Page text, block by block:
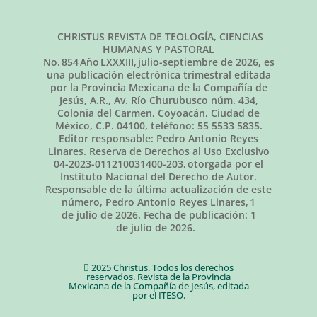
CHRISTUS REVISTA DE TEOLOGÍA, CIENCIAS
HUMANAS Y PASTORAL
No.854Año LXXXIII, julio-septiembre de 2026, es
una publicación electrónica trimestral editada
por la Provincia Mexicana de la Compañía de
Jesús, A.R., Av. Río Churubusco núm. 434,
Colonia del Carmen, Coyoacán, Ciudad de
México, C.P. 04100, teléfono: 55 5533 5835.
Editor responsable: Pedro Antonio Reyes
Linares. Reserva de Derechos al Uso Exclusivo
04-2023-011210031400-203, otorgada por el
Instituto Nacional del Derecho de Autor.
Responsable de la última actualización de este
número, Pedro Antonio Reyes Linares, 1
de julio de 2026. Fecha de publicación: 1
de julio de 2026.
2025 Christus. Todos los derechos
reservados. Revista de la Provincia
Mexicana de la Compañía de Jesús, editada
por el ITESO.